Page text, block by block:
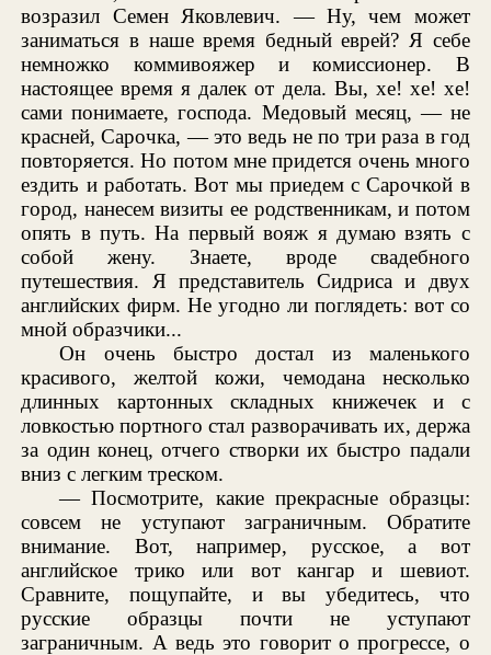
возразил Семен Яковлевич. — Ну, чем может
заниматься в наше время бедный еврей? Я себе
немножко коммивояжер и комиссионер. В
настоящее время я далек от дела. Вы, хе! хе! хе!
сами понимаете, господа. Медовый месяц, — не
красней, Сарочка, — это ведь не по три раза в год
повторяется. Но потом мне придется очень много
ездить и работать. Вот мы приедем с Сарочкой в
город, нанесем визиты ее родственникам, и потом
опять в путь. На первый вояж я думаю взять с
собой жену. Знаете, вроде свадебного
путешествия. Я представитель Сидриса и двух
английских фирм. Не угодно ли поглядеть: вот со
мной образчики...
Он очень быстро достал из маленького
красивого, желтой кожи, чемодана несколько
длинных картонных складных книжечек и с
ловкостью портного стал разворачивать их, держа
за один конец, отчего створки их быстро падали
вниз с легким треском.
— Посмотрите, какие прекрасные образцы:
совсем не уступают заграничным. Обратите
внимание. Вот, например, русское, а вот
английское трико или вот кангар и шевиот.
Сравните, пощупайте, и вы убедитесь, что
русские образцы почти не уступают
заграничным. А ведь это говорит о прогрессе, о